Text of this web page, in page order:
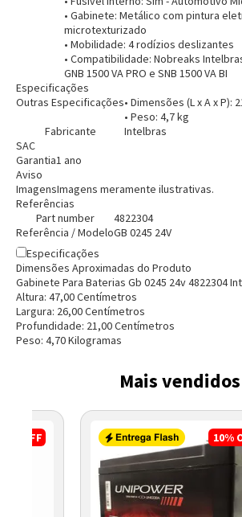
• Gabinete: Metálico com pintura
microtexturizado
• Mobilidade: 4 rodízios deslizantes
• Compatibilidade: Nobreaks
GNB 1500 VA PRO e SNB 1500 VA BI
Especificações
Outras Especificações• Dimensões (L x A x P):
• Peso: 4,7 kg
Fabricante
Intelbras
SAC
Garantia1 ano
Aviso
ImagensImagens meramente ilustrativas.
Referências
Part number
4822304
Referência / ModeloGB 0245 24V
Especificações
Dimensões Aproximadas do Produto
Gabinete Para Baterias Gb 0245 24v 4822304
Altura: 47,00Centímetros
Largura: 26,00Centímetros
Profundidade: 21,00Centímetros
Peso: 4,70Kilogramas
Mais vendidos
OFF 10%